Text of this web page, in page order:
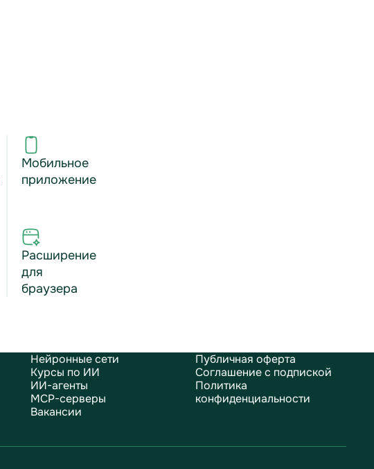
Мобильное
приложение
Расширение
для
браузера
Нейронные сети
Курсы по ИИ
ИИ-агенты
MCP-серверы
Вакансии
Публичная оферта
Соглашение с подпиской
Политика
конфиденциальности